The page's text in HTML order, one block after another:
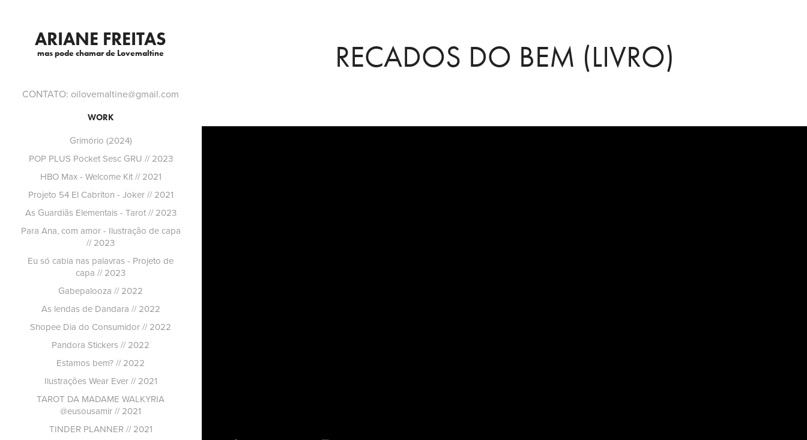
ARIANE FREITAS
mas pode chamar de Lovemaltine
CONTATO: oilovemaltine@gmail.com
WORK
Grimório (2024)
POP PLUS Pocket Sesc GRU // 2023
HBO Max - Welcome Kit // 2021
Projeto 54 El Cabriton - Joker // 2021
As Guardiãs Elementais - Tarot // 2023
Para Ana, com amor - Ilustração de capa
// 2023
Eu só cabia nas palavras - Projeto de
capa // 2023
Gabepalooza // 2022
As lendas de Dandara // 2022
Shopee Dia do Consumidor // 2022
Pandora Stickers // 2022
Estamos bem? // 2022
Ilustrações Wear Ever // 2021
TAROT DA MADAME WALKYRIA
@eusousamir // 2021
TINDER PLANNER // 2021
RECADOS DO BEM (LIVRO)